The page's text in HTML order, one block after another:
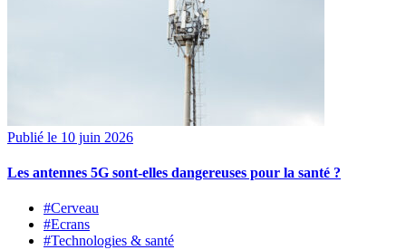
Publié le 10 juin 2026
Les antennes 5G sont-elles dangereuses pour la santé ?
#Cerveau
#Ecrans
#Technologies & santé